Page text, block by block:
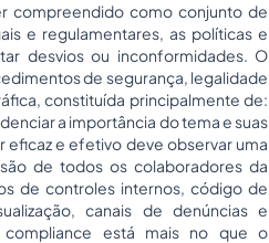
compreendido como conjunto de
e regulamentares, as políticas e
desvios ou inconformidades. O
de segurança, legalidade
constituída principalmente de:
a importância do tema e suas
eficaz e efetivo deve observar uma
de todos os colaboradores da
de controles internos, código de
canais de denúncias e
compliance está mais no que o